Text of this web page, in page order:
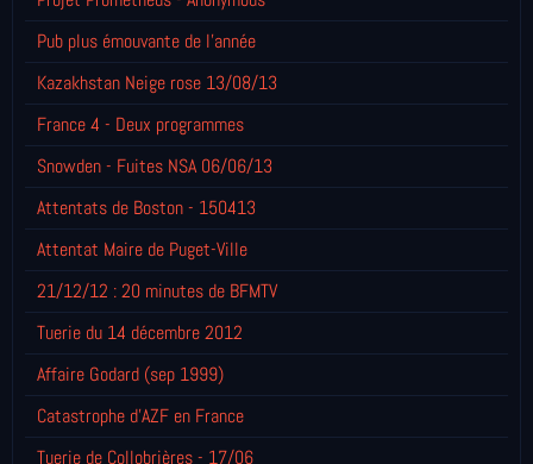
Pub plus émouvante de l'année
Kazakhstan Neige rose 13/08/13
France 4 - Deux programmes
Snowden - Fuites NSA 06/06/13
Attentats de Boston - 150413
Attentat Maire de Puget-Ville
21/12/12 : 20 minutes de BFMTV
Tuerie du 14 décembre 2012
Affaire Godard (sep 1999)
Catastrophe d'AZF en France
Tuerie de Collobrières - 17/06